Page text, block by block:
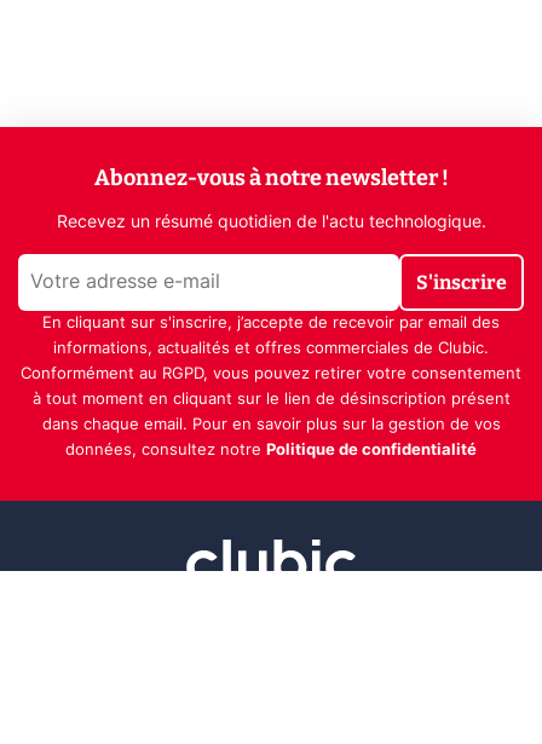
Abonnez-vous à notre newsletter !
Recevez un résumé quotidien de l'actu technologique.
S'inscrire
En cliquant sur s'inscrire, j’accepte de recevoir par email des
informations, actualités et offres commerciales de Clubic.
Conformément au RGPD, vous pouvez retirer votre consentement
à tout moment en cliquant sur le lien de désinscription présent
dans chaque email. Pour en savoir plus sur la gestion de vos
données, consultez notre Politique de confidentialité